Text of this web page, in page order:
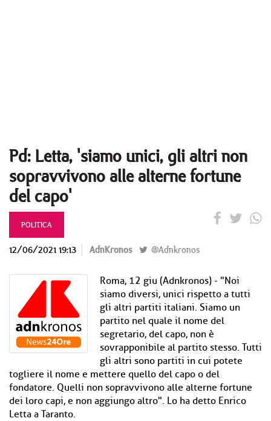
Pd: Letta, 'siamo unici, gli altri non
sopravvivono alle alterne fortune
del capo'
POLITICA
12/06/2021 19:13 AdnKronos @Adnkronos
Roma, 12 giu (Adnkronos) - "Noi
siamo diversi, unici rispetto a tutti
gli altri partiti italiani. Siamo un
partito nel quale il nome del
segretario, del capo, non è
sovrapponibile al partito stesso. Tutti
gli altri sono partiti in cui potete
togliere il nome e mettere quello del capo o del
fondatore. Quelli non sopravvivono alle alterne fortune
dei loro capi, e non aggiungo altro". Lo ha detto Enrico
Letta a Taranto.